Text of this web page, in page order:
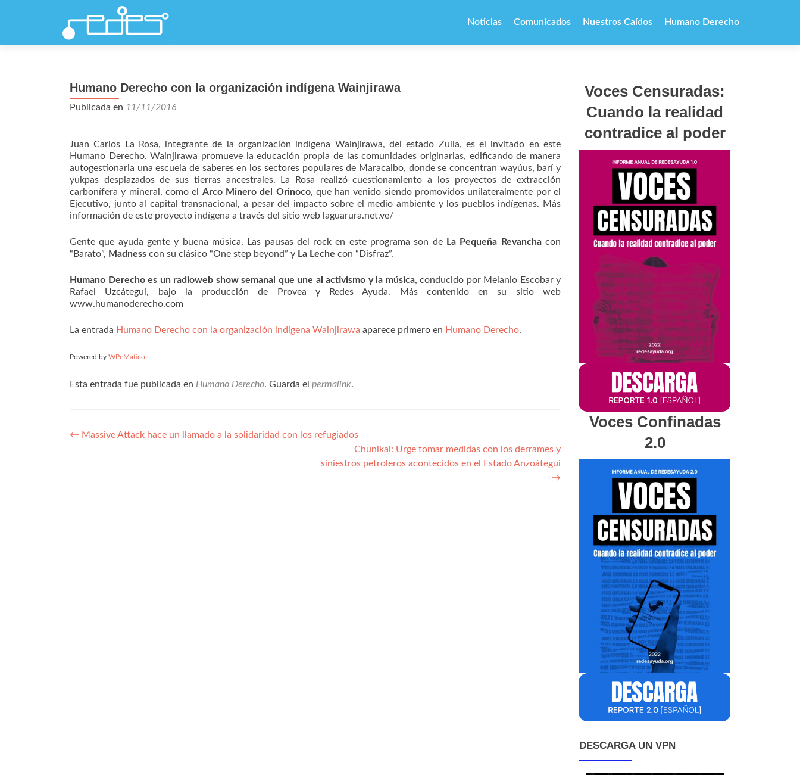
al
Noticias Comunicados Nuestros Caídos Humano Derecho
Humano Derecho con la organización indígena Wainjirawa
Publicada en 11/11/2016
Juan Carlos La Rosa, integrante de la organización indígena Wainjirawa, del estado Zulia, es el invitado en este
Humano Derecho. Wainjirawa promueve la educación propia de las comunidades originarias, edificando de manera
autogestionaria una escuela de saberes en los sectores populares de Maracaibo, donde se concentran wayúus, barí y
yukpas desplazados de sus tierras ancestrales. La Rosa realizó cuestionamiento a los proyectos de extracción
carbonífera y mineral, como el Arco Minero del Orinoco, que han venido siendo promovidos unilateralmente por el
Ejecutivo, junto al capital transnacional, a pesar del impacto sobre el medio ambiente y los pueblos indígenas. Más
información de este proyecto indígena a través del sitio web laguarura.net.ve/
Gente que ayuda gente y buena música. Las pausas del rock en este programa son de La Pequeña Revanchacon
“Barato”, Madness con su clásico “One step beyond” y La Leche con “Disfraz”.
Humano Derecho es un radioweb show semanal que une al activismo y la música, conducido por Melanio Escobar y
Rafael Uzcátegui, bajo la producción de Provea y Redes Ayuda. Más contenido en su sitio web
www.humanoderecho.com
La entrada Humano Derecho con la organización indígena Wainjirawa aparece primero en Humano Derecho.
Powered by WPeMatico
Esta entrada fue publicada en Humano Derecho. Guarda el permalink.
Navegación
← Massive Attack hace un llamado a la solidaridad con los refugiados
Chunikai: Urge tomar medidas con los derrames y
siniestros petroleros acontecidos en el Estado Anzoátegui
→
Voces Censuradas:
Cuando la realidad
contradice al poder
Voces Confinadas
2.0
DESCARGA UN VPN